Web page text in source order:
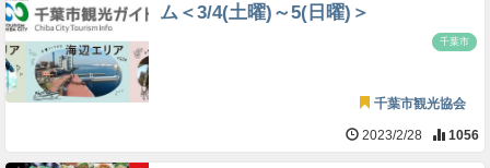
ム＜3/4(土曜)～5(日曜)＞
千葉市
千葉市観光協会
2023/2/28 1056